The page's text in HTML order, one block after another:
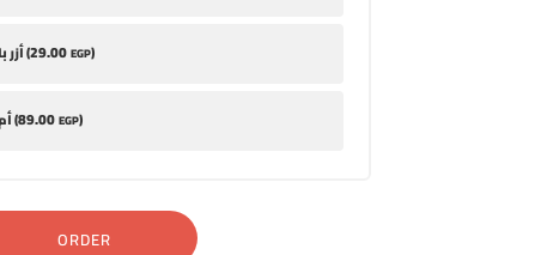
أزر باللبن (29.00EGP)
أم علي (89.00EGP)
ORDER